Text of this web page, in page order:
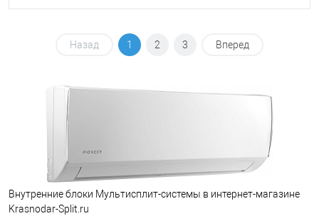
Назад 1 2 3 Вперед
Внутренние блоки Мультисплит-системы в интернет-магазине
Krasnodar-Split.ru